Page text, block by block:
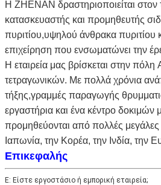
Η ZHENAN δραστηριοποιείται
κατασκευαστής και προμηθευτής
πυριτίου,υψηλού άνθρακα πυριτίου
επιχείρηση που ενσωματώνει την
Η εταιρεία μας βρίσκεται στην
τετραγωνικών. Με πολλά χρόνια
τήξης,γραμμές παραγωγής
εργαστήρια και ένα κέντρο
προμηθεύονται από πολλές μεγάλες
Ιαπωνία, την Κορέα, την Ινδία, την
Επικεφαλής
Ε: Είστε εργοστάσιο ή εμπορική εταιρεία;